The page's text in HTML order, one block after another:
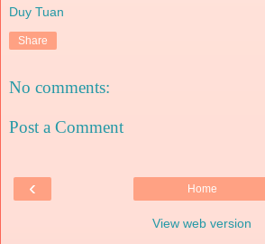
Duy Tuan
Share
No comments:
Post a Comment
‹ Home
View web version